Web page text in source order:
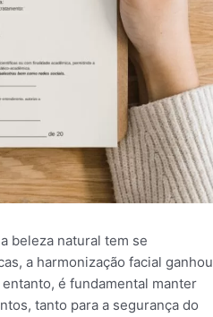
beleza natural tem se
a harmonização facial ganhou
é fundamental manter
tanto para a segurança do